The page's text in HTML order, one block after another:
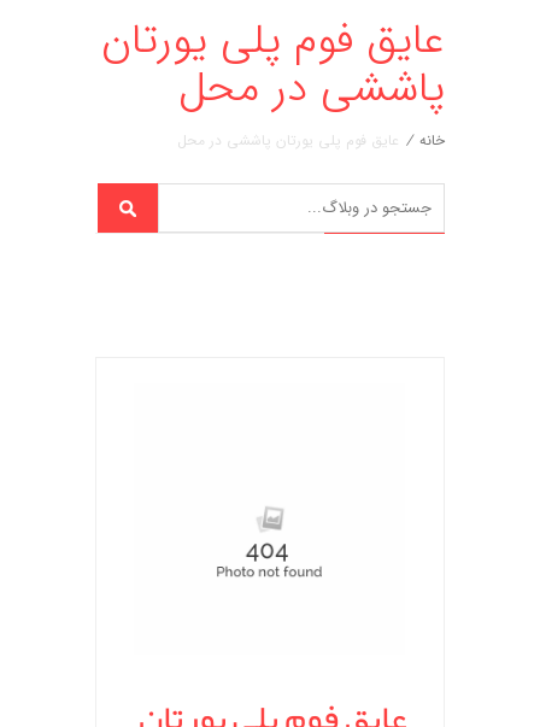
عایق فوم پلی یورتان
پاششی در محل
خانه / عایق فوم پلی یورتان پاششی در محل